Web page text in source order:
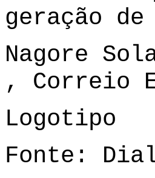
geração
Nagore
, Correio
Logotipo
Fonte: